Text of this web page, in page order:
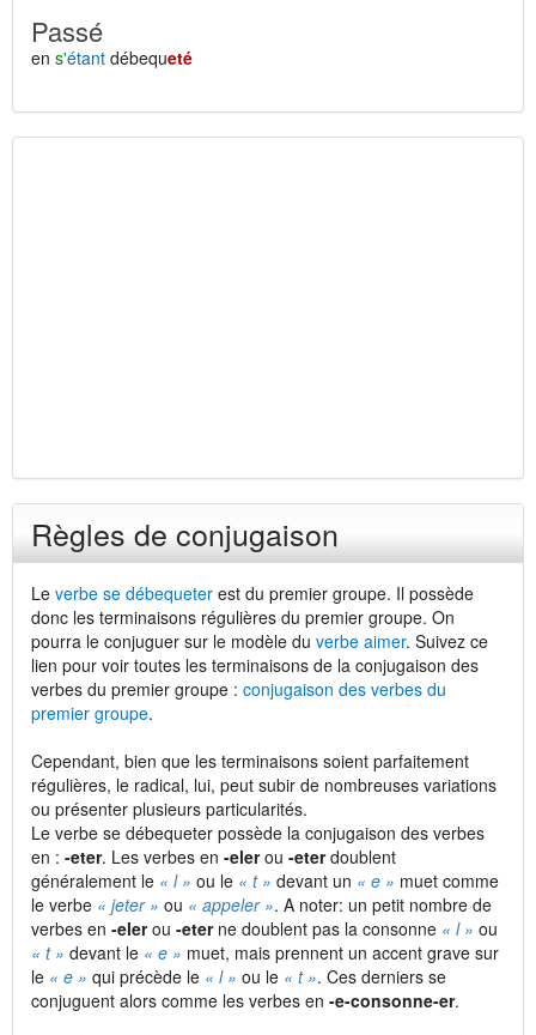
Passé
en s'étant débequeté
Règles de conjugaison
Le verbe se débequeter est du premier groupe. Il possède
donc les terminaisons régulières du premier groupe. On
pourra le conjuguer sur le modèle du verbe aimer. Suivez ce
lien pour voir toutes les terminaisons de la conjugaison des
verbes du premier groupe : conjugaison des verbes du
premier groupe.
Cependant, bien que les terminaisons soient parfaitement
régulières, le radical, lui, peut subir de nombreuses variations
ou présenter plusieurs particularités.
Le verbe se débequeter possède la conjugaison des verbes
en : -eter. Les verbes en -elerou -eterdoublent
généralement le « l » ou le « t » devant un « e » muet comme
le verbe « jeter » ou « appeler ». A noter: un petit nombre de
verbes en -elerou -eterne doublent pas la consonne « l » ou
« t » devant le « e » muet, mais prennent un accent grave sur
le « e » qui précède le « l » ou le « t ». Ces derniers se
conjuguent alors comme les verbes en -e-consonne-er.